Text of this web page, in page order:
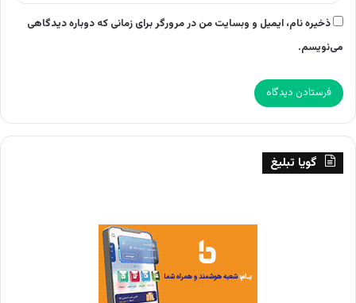
ذخیره نام، ایمیل و وبسایت من در مرورگر برای زمانی که دوباره دیدگاهی
می‌نویسم.
گویا تبلیغ